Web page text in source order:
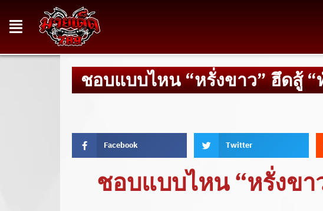
ชอบแบบไหน “หรั่งขาว” ฮึดสู้
Facebook Twitter
ชอบแบบไหน “หรั่งข